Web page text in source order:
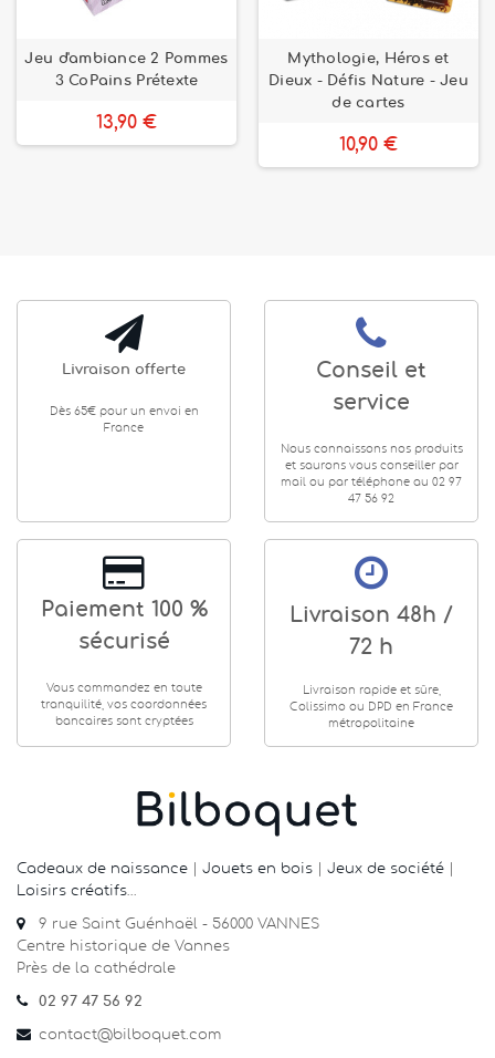
Jeu d'ambiance 2 Pommes
3 CoPains Prétexte
13,90 €
Mythologie, Héros et
Dieux - Défis Nature - Jeu
de cartes
10,90 €
Livraison offerte
Dès 65€ pour un envoi en
France
Conseil et
service
Nous connaissons nos produits
et saurons vous conseiller par
mail ou par téléphone au 02 97
47 56 92
Paiement 100 %
sécurisé
Vous commandez en toute
tranquilité, vos coordonnées
bancaires sont cryptées
Livraison 48h /
72 h
Livraison rapide et sûre,
Colissimo ou DPD en France
métropolitaine
Cadeaux de naissance Jouets en bois Jeux de société
Loisirs créatifs…
9 rue Saint Guénhaël - 56000 VANNES
Centre historique de Vannes
Près de la cathédrale
02 97 47 56 92
contact@bilboquet.com